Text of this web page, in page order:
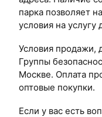
парка позволяет
условия на услугу
Условия продажи,
Группы
Москве. Оплата
оптовые покупки.
Если у вас есть